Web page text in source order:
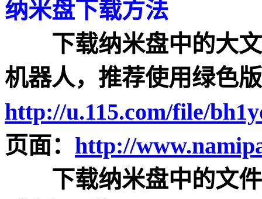
纳米盘下载方法
下载纳米盘中的大文
机器人，推荐使用绿色
http://u.115.com/file/
页面： http://
下载纳米盘中的文件